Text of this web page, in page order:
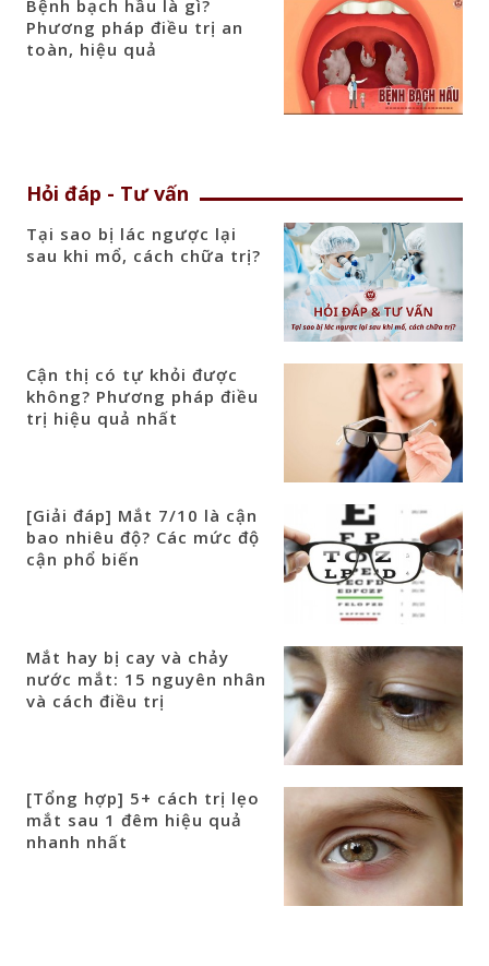
Bệnh bạch hầu là gì?
Phương pháp điều trị an
toàn, hiệu quả
Hỏi đáp - Tư vấn
Tại sao bị lác ngược lại
sau khi mổ, cách chữa trị?
Cận thị có tự khỏi được
không? Phương pháp điều
trị hiệu quả nhất
[Giải đáp] Mắt 7/10 là cận
bao nhiêu độ? Các mức độ
cận phổ biến
Mắt hay bị cay và chảy
nước mắt: 15 nguyên nhân
và cách điều trị
[Tổng hợp] 5+ cách trị lẹo
mắt sau 1 đêm hiệu quả
nhanh nhất